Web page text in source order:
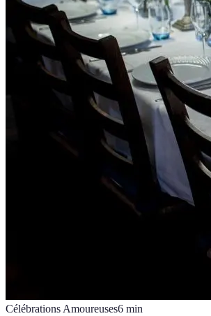
Célébrations Amoureuses6 min